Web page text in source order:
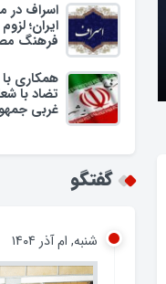
اسراف
ایران؛
فرهنگ
همکاری
تضاد با
غربی
گفتگو
شنبه, ام آذر ۱۴۰۴